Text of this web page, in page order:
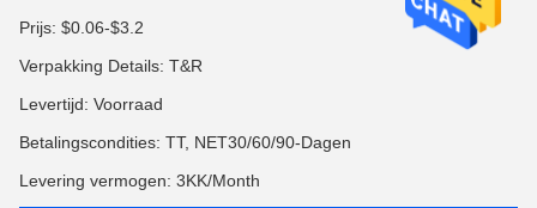
Prijs: $0.06-$3.2
Verpakking Details: T&R
Levertijd: Voorraad
Betalingscondities: TT, NET30/60/90-Dagen
Levering vermogen: 3KK/Month